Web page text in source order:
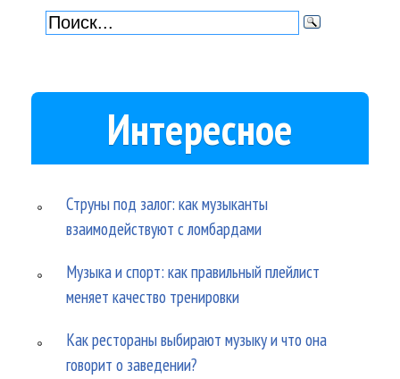
Интересное
Струны под залог: как музыканты
взаимодействуют с ломбардами
Музыка и спорт: как правильный плейлист
меняет качество тренировки
Как рестораны выбирают музыку и что она
говорит о заведении?